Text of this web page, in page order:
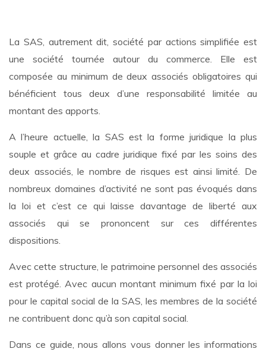
La SAS, autrement dit, société par actions simplifiée est
une société tournée autour du commerce. Elle est
composée au minimum de deux associés obligatoires qui
bénéficient tous deux d’une responsabilité limitée au
montant des apports.
A l’heure actuelle, la SAS est la forme juridique la plus
souple et grâce au cadre juridique fixé par les soins des
deux associés, le nombre de risques est ainsi limité. De
nombreux domaines d’activité ne sont pas évoqués dans
la loi et c’est ce qui laisse davantage de liberté aux
associés qui se prononcent sur ces différentes
dispositions.
Avec cette structure, le patrimoine personnel des associés
est protégé. Avec aucun montant minimum fixé par la loi
pour le capital social de la SAS, les membres de la société
ne contribuent donc qu’à son capital social.
Dans ce guide, nous allons vous donner les informations